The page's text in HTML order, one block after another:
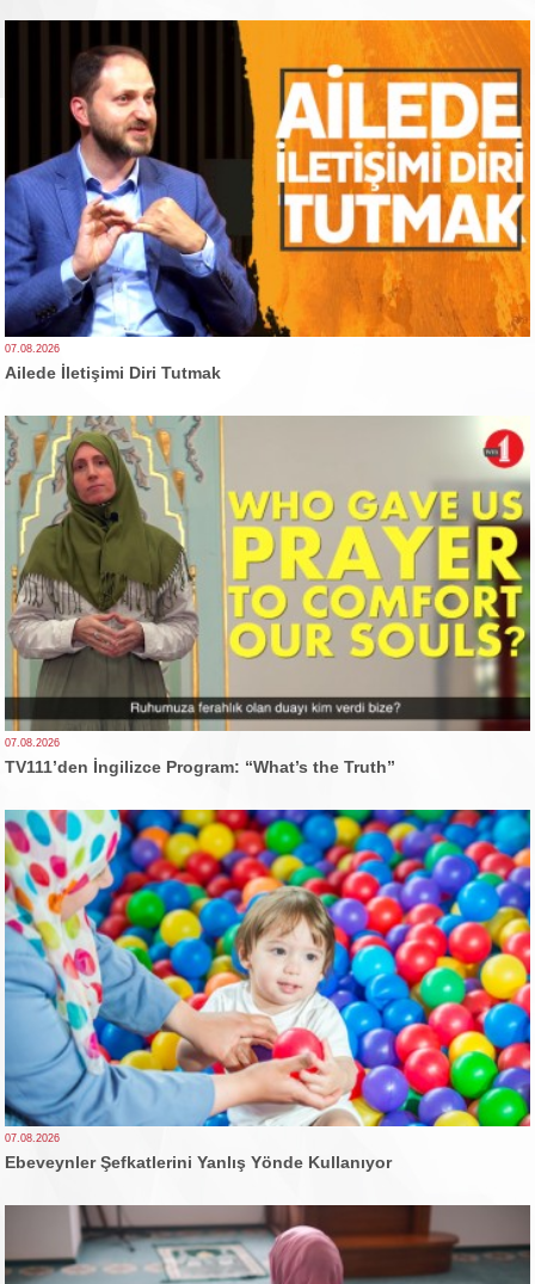
07.08.2026
Ailede İletişimi Diri Tutmak
07.08.2026
TV111’den İngilizce Program: “What’s the Truth”
07.08.2026
Ebeveynler Şefkatlerini Yanlış Yönde Kullanıyor